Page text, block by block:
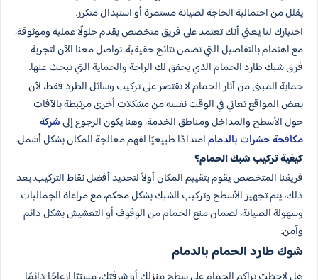
يقلل من احتمالية الحاجة لصيانة مستمرة أو استبدال متكرر.
اختيارك لنا يعني أنك تعتمد على فريق متخصص يقدم حلولًا عملية وموثوقة،
مع اهتمام بالتفاصيل التي تضمن نتائج حقيقية. تواصل معنا الآن لتجربة
فرق شبك طارد الحمام الذي يحقق لك الراحة والحماية التي تبحث عنها.
حماية المبنى من آثار الحمام لا تقتصر على تركيب وسائل الطرد فقط، لأن
بعض المواقع تعاني في الوقت نفسه من مشكلات أخرى مرتبطة بالآفات
حول الأسطح والمداخل ومناطق الخدمة، وهنا يكون الرجوع إلىشركة
مكافحة حشرات بالدمامامتدادًا طبيعيًا لفهم معالجة المكان بشكل أشمل.
كيفية تركيب شبك الحمام؟
فريقنا المتخصص يقوم بتقييم المكان أولاً لتحديد أفضل نقاط التركيب. بعد
ذلك، يتم تجهيز الأسطح وتركيب الشبك بشكل محكم، مع مراعاة الجماليات
وسهولة الصيانة، لضمان منع الحمام من الوقوف أو التعشيش بشكل دائم
وآمن.
شوك طارد الحمام بالدمام